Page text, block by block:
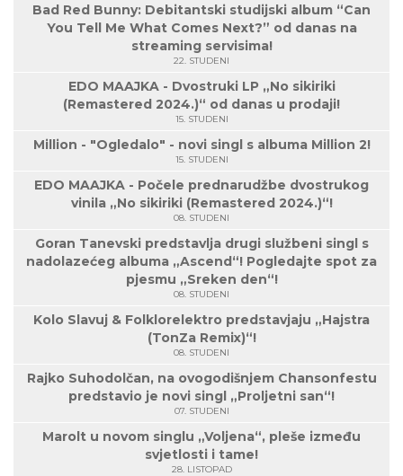
Bad Red Bunny: Debitantski studijski album “Can
You Tell Me What Comes Next?” od danas na
streaming servisima!
22. STUDENI
EDO MAAJKA - Dvostruki LP „No sikiriki
(Remastered 2024.)“ od danas u prodaji!
15. STUDENI
Million - "Ogledalo" - novi singl s albuma Million 2!
15. STUDENI
EDO MAAJKA - Počele prednarudžbe dvostrukog
vinila „No sikiriki (Remastered 2024.)“!
08. STUDENI
Goran Tanevski predstavlja drugi službeni singl s
nadolazećeg albuma „Ascend“! Pogledajte spot za
pjesmu „Sreken den“!
08. STUDENI
Kolo Slavuj & Folklorelektro predstavjaju „Hajstra
(TonZa Remix)“!
08. STUDENI
Rajko Suhodolčan, na ovogodišnjem Chansonfestu
predstavio je novi singl „Proljetni san“!
07. STUDENI
Marolt u novom singlu „Voljena“, pleše između
svjetlosti i tame!
28. LISTOPAD